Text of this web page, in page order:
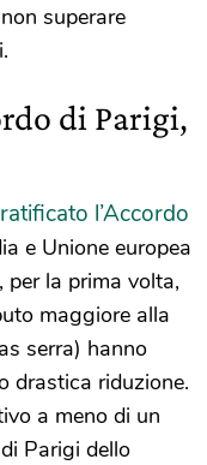
superare
di Parigi,
l’Accordo
e Unione europea
per la prima volta,
maggiore alla
serra) hanno
drastica riduzione.
a meno di un
Parigi dello